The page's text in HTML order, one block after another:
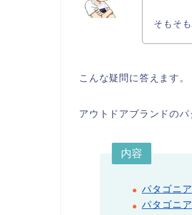
そもそ
こんな疑問に答えます。
アウトドアブランドの
内容
パタゴニ
パタゴニ